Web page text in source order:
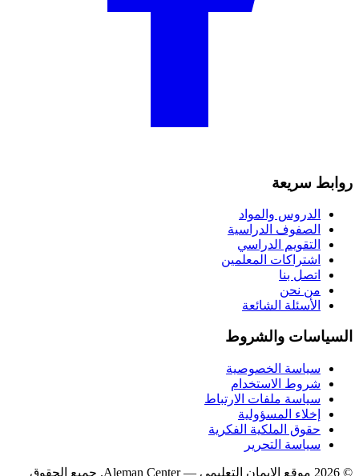
روابط سريعة
الدروس والمواد
الصفوف الدراسية
التقويم الدراسي
اشتراكات المعلمين
اتصل بنا
من نحن
الأسئلة الشائعة
السياسات والشروط
سياسة الخصوصية
شروط الاستخدام
سياسة ملفات الارتباط
إخلاء المسؤولية
حقوق الملكية الفكرية
سياسة التحرير
©
2026 موقع الإيمان التعليمي — Aleman Center. جميع الحقوق